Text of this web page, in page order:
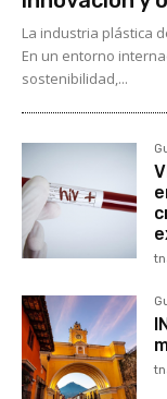
La industria plástica
En un entorno
sostenibilidad,...